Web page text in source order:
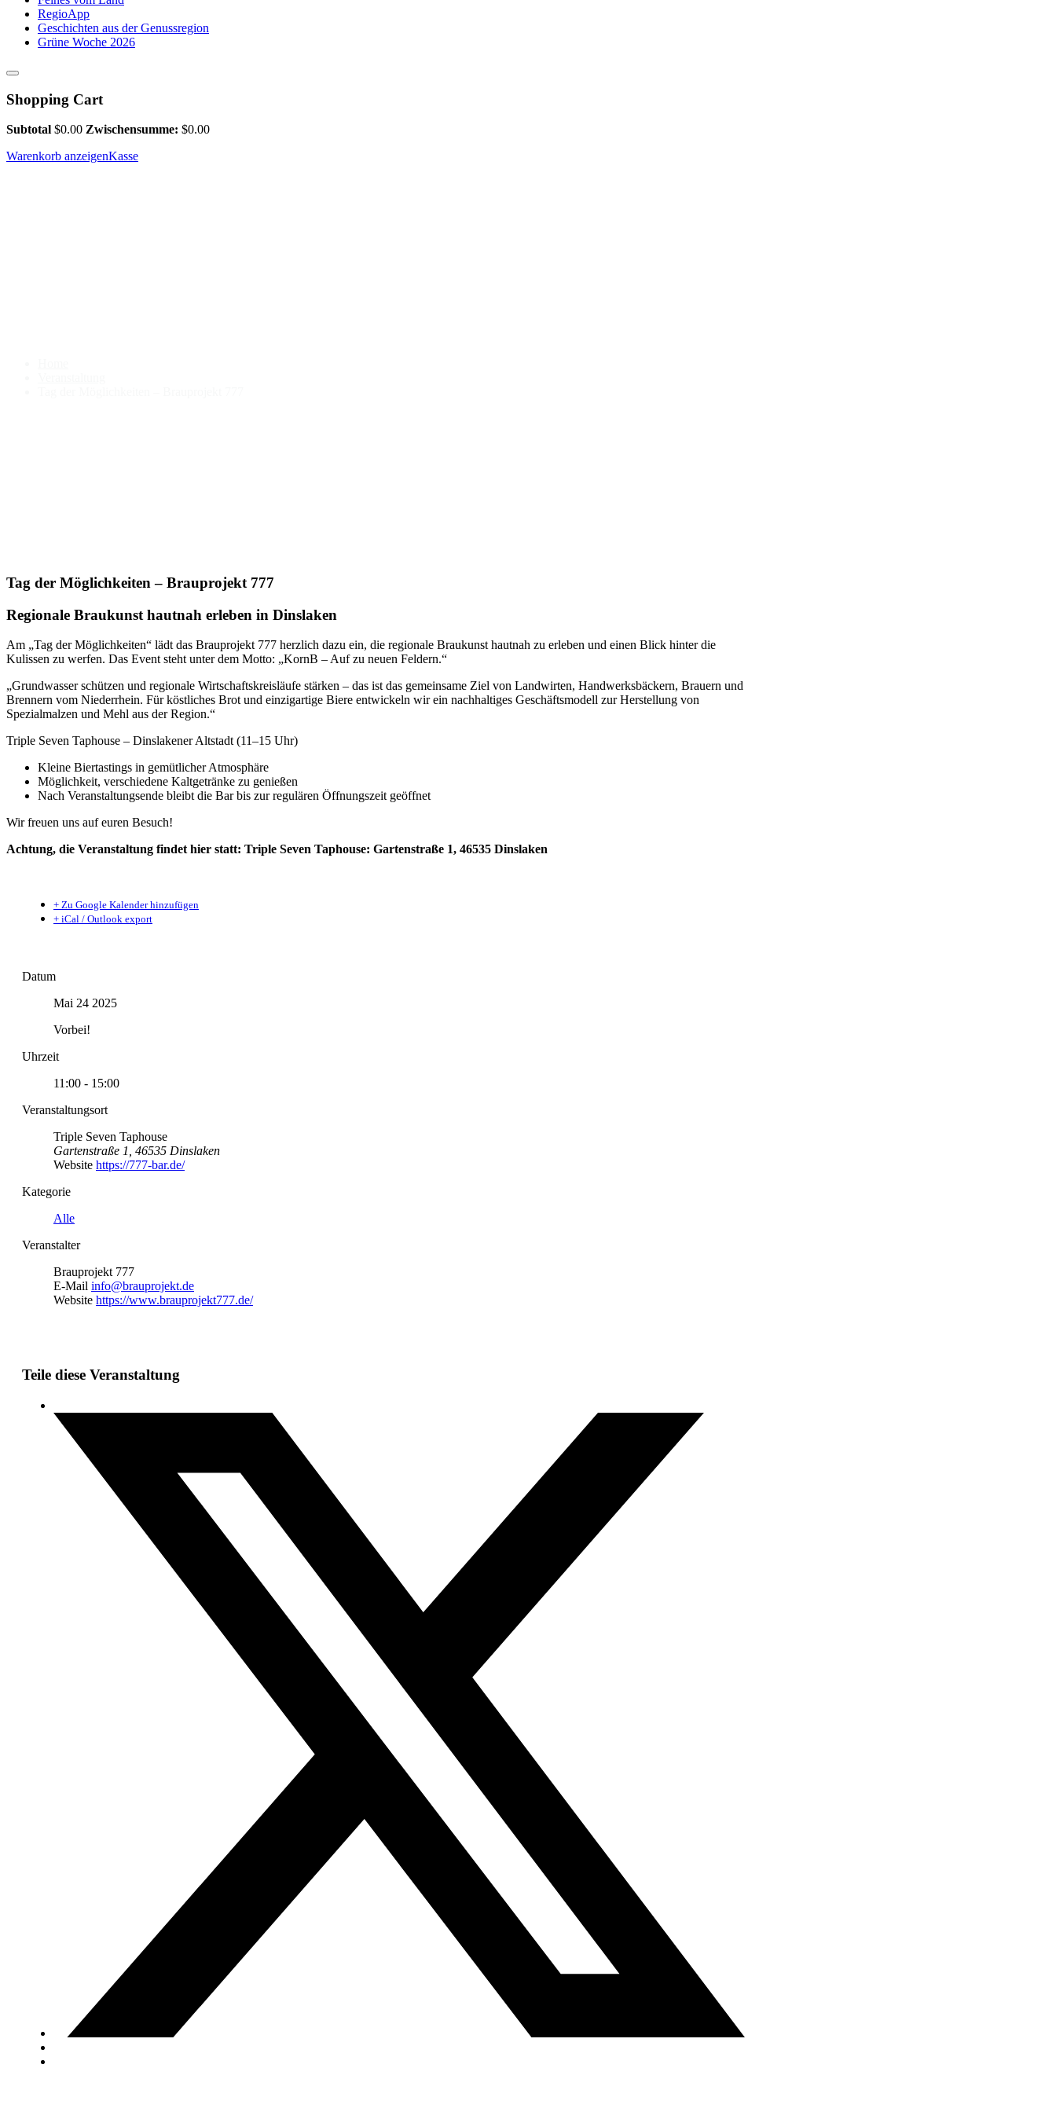
RegioApp
Geschichten aus der Genussregion
Grüne Woche 2026
Shopping Cart
Subtotal $0.00 Zwischensumme: $0.00
Warenkorb anzeigenKasse
Tag der Möglichkeiten – Brauprojekt 777
Regionale Braukunst hautnah erleben in Dinslaken
Am „Tag der Möglichkeiten“ lädt das Brauprojekt 777 herzlich dazu ein, die regionale Braukunst hautnah zu erleben und einen Blick hinter die
Kulissen zu werfen. Das Event steht unter dem Motto: „KornB – Auf zu neuen Feldern.“
„Grundwasser schützen und regionale Wirtschaftskreisläufe stärken – das ist das gemeinsame Ziel von Landwirten, Handwerksbäckern, Brauern und
Brennern vom Niederrhein. Für köstliches Brot und einzigartige Biere entwickeln wir ein nachhaltiges Geschäftsmodell zur Herstellung von
Spezialmalzen und Mehl aus der Region.“
Triple Seven Taphouse – Dinslakener Altstadt (11–15 Uhr)
Kleine Biertastings in gemütlicher Atmosphäre
Möglichkeit, verschiedene Kaltgetränke zu genießen
Nach Veranstaltungsende bleibt die Bar bis zur regulären Öffnungszeit geöffnet
Wir freuen uns auf euren Besuch!
Achtung, die Veranstaltung findet hier statt: Triple Seven Taphouse: Gartenstraße 1, 46535 Dinslaken
+ Zu Google Kalender hinzufügen
+ iCal / Outlook export
Datum
Mai 24 2025
Vorbei!
Uhrzeit
11:00 - 15:00
Veranstaltungsort
Triple Seven Taphouse
Gartenstraße 1, 46535 Dinslaken
Website https://777-bar.de/
Kategorie
Alle
Veranstalter
Brauprojekt 777
E-Mail info@brauprojekt.de
Website https://www.brauprojekt777.de/
Teile diese Veranstaltung